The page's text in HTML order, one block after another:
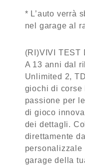
* L’auto verrà
nel garage al
(RI)VIVI TEST
A 13 anni dal
Unlimited 2,
giochi di corse
passione per
di gioco
dei dettagli.
direttamente
personalizzale
garage della